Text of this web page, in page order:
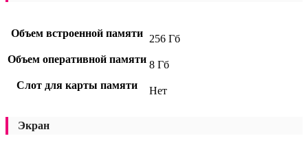
Объем встроенной памяти 256 Гб
Объем оперативной памяти 8 Гб
Слот для карты памяти
Нет
Экран